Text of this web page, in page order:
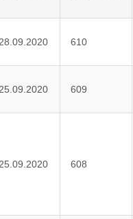
28.09.2020 610
25.09.2020 609
25.09.2020 608